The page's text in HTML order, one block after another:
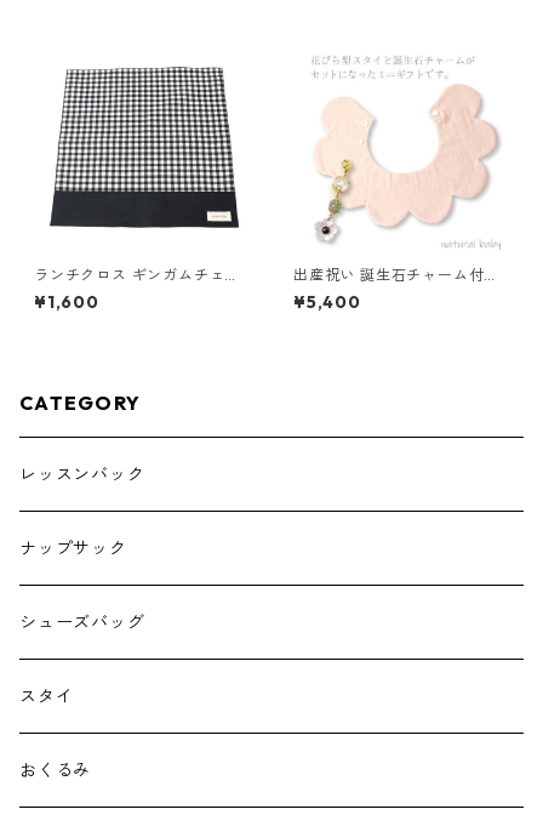
ランチクロス ギンガムチェッ
ク×ブラック 85-73263-1
¥1,600
出産祝い 誕生石チャーム付き
花びらスタイ 花柄ブルー×くす
みブルー
¥5,400
CATEGORY
レッスンバック
ナップサック
シューズバッグ
スタイ
おくるみ